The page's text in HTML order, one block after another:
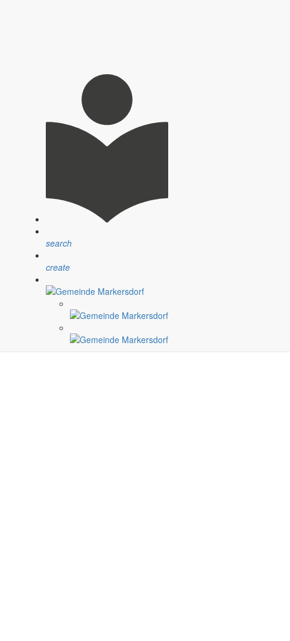
search
create
Ansprechpartner, Öffnungszeiten und Informationen zu
Satzungen
Verfahrensvorschriften und Gebühren